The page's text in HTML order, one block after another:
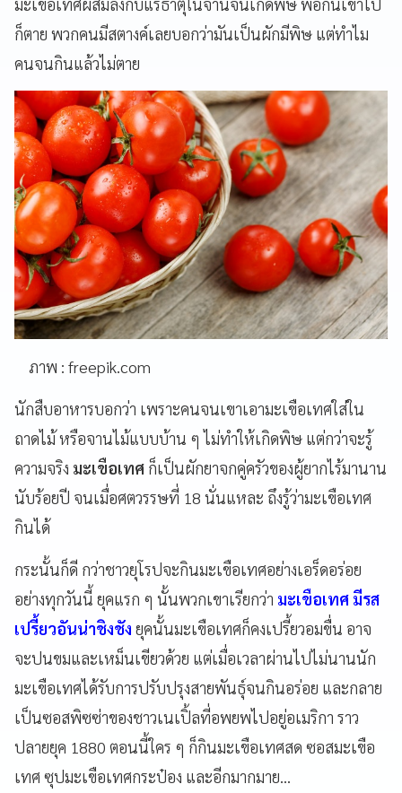
ก็ตาย พวกคนมีสตางค์เลยบอกว่ามันเป็นผักมีพิษ แต่ทำไม
คนจนกินแล้วไม่ตาย
ภาพ : freepik.com
นักสืบอาหารบอกว่า เพราะคนจนเขาเอามะเขือเทศใส่ใน
ถาดไม้ หรือจานไม้แบบบ้าน ๆ ไม่ทำให้เกิดพิษ แต่กว่าจะรู้
ความจริง มะเขือเทศ ก็เป็นผักยาจกคู่ครัวของผู้ยากไร้มานาน
นับร้อยปี จนเมื่อศตวรรษที่ 18 นั่นแหละ ถึงรู้ว่ามะเขือเทศ
กินได้
กระนั้นก็ดี กว่าชาวยุโรปจะกินมะเขือเทศอย่างเอร็ดอร่อย
อย่างทุกวันนี้ ยุคแรก ๆ นั้นพวกเขาเรียกว่า มะเขือเทศ มีรส
เปรี้ยวอันน่าชิงชัง ยุคนั้นมะเขือเทศก็คงเปรี้ยวอมขื่น อาจ
จะปนขมและเหม็นเขียวด้วย แต่เมื่อเวลาผ่านไปไม่นานนัก
มะเขือเทศได้รับการปรับปรุงสายพันธุ์จนกินอร่อย และกลาย
เป็นซอสพิซซ่าของชาวเนเปิ้ลที่อพยพไปอยู่อเมริกา ราว
ปลายยุค 1880 ตอนนี้ใคร ๆ ก็กินมะเขือเทศสด ซอสมะเขือ
เทศ ซุปมะเขือเทศกระป๋อง และอีกมากมาย...